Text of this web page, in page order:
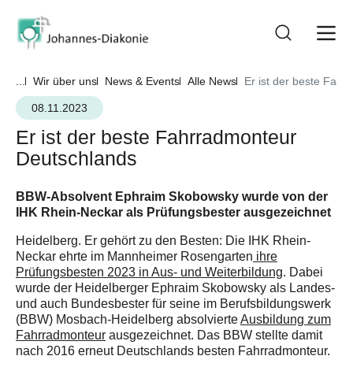
... Wir über uns News & Events Alle News
Er ist der beste
08.11.2023
Er ist der beste Fahrradmonteur
Deutschlands
BBW-Absolvent Ephraim Skobowsky wurde von der
IHK Rhein-Neckar als Prüfungsbester ausgezeichnet
Heidelberg. Er gehört zu den Besten: Die IHK Rhein-
Neckar ehrte im Mannheimer Rosengarten ihre
Prüfungsbesten 2023 in Aus- und Weiterbildung. Dabei
wurde der Heidelberger Ephraim Skobowsky als Landes-
und auch Bundesbester für seine im Berufsbildungswerk
(BBW) Mosbach-Heidelberg absolvierteAusbildung zum
Fahrradmonteurausgezeichnet. Das BBW stellte damit
nach 2016 erneut Deutschlands besten Fahrradmonteur.